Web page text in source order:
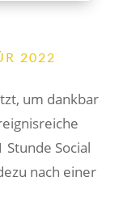
2022
um dankbar
Social
nach einer